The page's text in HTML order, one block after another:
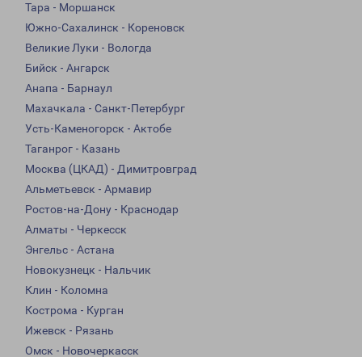
Тара - Моршанск
Южно-Сахалинск - Кореновск
Великие Луки - Вологда
Бийск - Ангарск
Анапа - Барнаул
Махачкала - Санкт-Петербург
Усть-Каменогорск - Актобе
Таганрог - Казань
Москва (ЦКАД) - Димитровград
Альметьевск - Армавир
Ростов-на-Дону - Краснодар
Алматы - Черкесск
Энгельс - Астана
Новокузнецк - Нальчик
Клин - Коломна
Кострома - Курган
Ижевск - Рязань
Омск - Новочеркасск